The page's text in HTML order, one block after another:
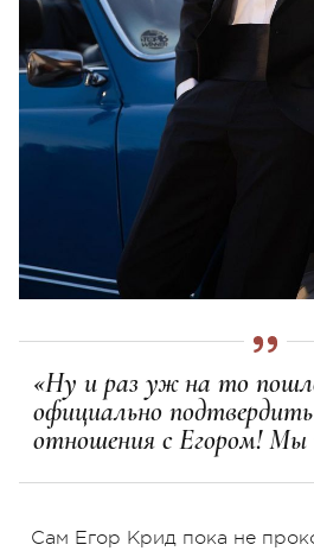
«Ну и раз уж на то
официально
отношения с Егором! Мы
Сам Егор Крид пока не